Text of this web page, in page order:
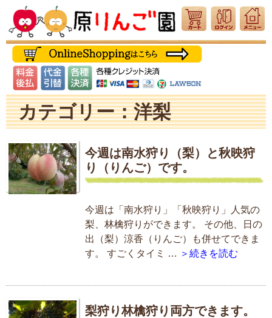
カテゴリー：洋梨
今週は南水狩り（梨）と秋映狩
り（りんご）です。
今週は「南水狩り」「秋映狩り」人気の
梨、林檎狩りができます。 その他、日の
出（梨）涼香（りんご）も併せてできま
す。 すごくタイミ … ＞続きを読む
梨狩り林檎狩り両方できます。